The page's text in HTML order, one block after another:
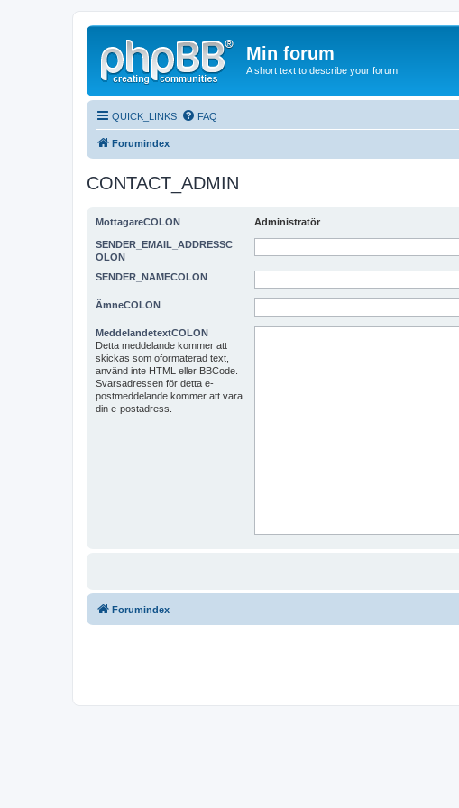
Min forum
A short text to describe your forum
QUICK_LINKS FAQ
Forumindex
CONTACT_ADMIN
MottagareCOLON Administratör
SENDER_EMAIL_ADDRESSC
OLON
SENDER_NAMECOLON
ÄmneCOLON
MeddelandetextCOLON
Detta meddelande kommer att
skickas som oformaterad text,
använd inte HTML eller BBCode.
Svarsadressen för detta e-
postmeddelande kommer att vara
din e-postadress.
Forumindex